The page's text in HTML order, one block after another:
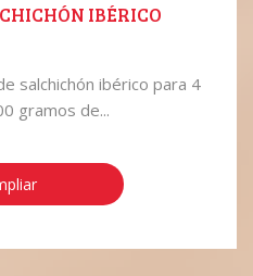
IBÉRICO
salchichón ibérico para 4
gramos de...